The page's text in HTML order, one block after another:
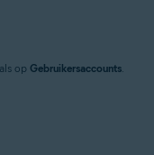
op Gebruikersaccounts